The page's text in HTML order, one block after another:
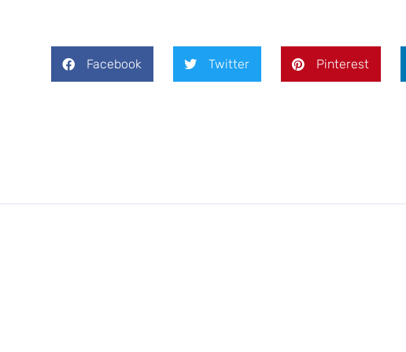
Facebook Twitter Pinterest